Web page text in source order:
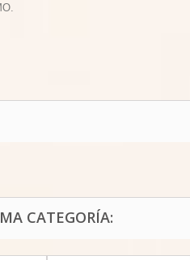
CATEGORÍA: